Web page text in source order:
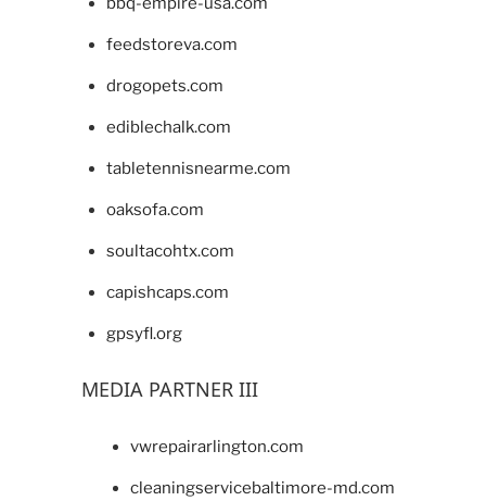
feedstoreva.com
drogopets.com
ediblechalk.com
tabletennisnearme.com
oaksofa.com
soultacohtx.com
capishcaps.com
gpsyfl.org
MEDIA PARTNER III
vwrepairarlington.com
cleaningservicebaltimore-md.com